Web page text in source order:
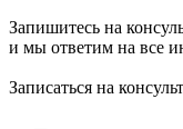
Запишитесь на
и мы ответим на все
Записаться на